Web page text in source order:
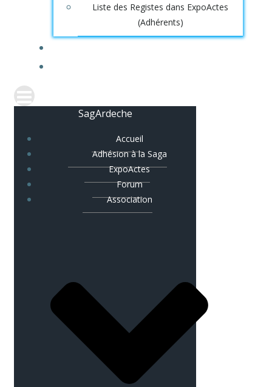
Liste des Registes dans ExpoActes
(Adhérents)
SagArdeche
Accueil
Adhésion à la Saga
ExpoActes
Forum
Association